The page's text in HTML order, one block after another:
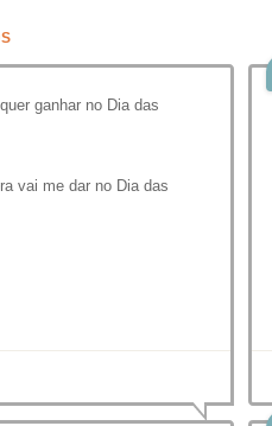
ganhar no Dia das
vai me dar no Dia das